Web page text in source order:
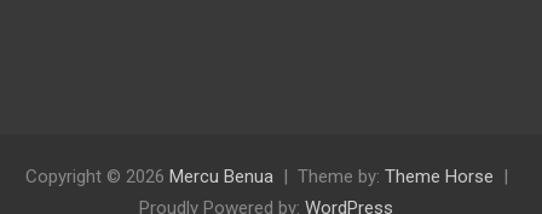
Copyright © 2026 Mercu Benua Theme by: Theme Horse
Proudly Powered by: WordPress